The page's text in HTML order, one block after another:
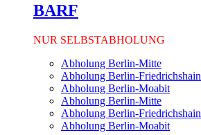
BARF
NUR SELBSTABHOLUNG
Abholung Berlin-Mitte
Abholung Berlin-Friedrichshain
Abholung Berlin-Moabit
Abholung Berlin-Mitte
Abholung Berlin-Friedrichshain
Abholung Berlin-Moabit